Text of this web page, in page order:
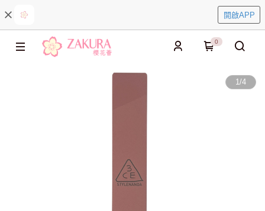
開啟APP
0
1/4